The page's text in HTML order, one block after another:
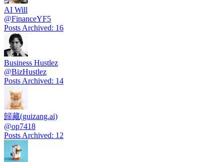
AI Will
@FinanceYF5
Posts Archived: 16
Business Hustlez
@BizHustlez
Posts Archived: 14
歸藏(guizang.ai)
@op7418
Posts Archived: 12